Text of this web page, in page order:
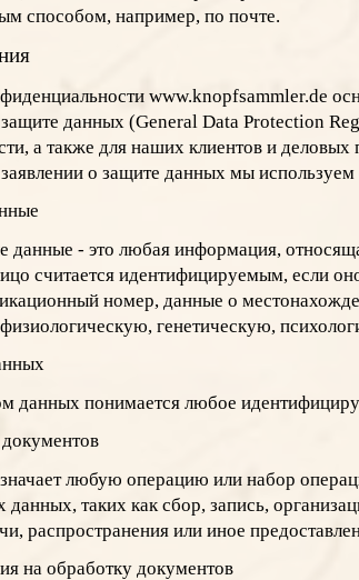
способом, например, по почте.
www.knopfsammler.de
защите данных (General Data Protection
а также для наших клиентов и
о защите данных мы
данные - это любая информация,
считается идентифицируемым, если
номер, данные о
генетическую,
данных понимается любое
любую операцию или набор
данных, таких как сбор, запись,
распространения или иное
на обработку документов